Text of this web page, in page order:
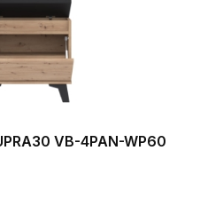
VB-4PAN-WP60